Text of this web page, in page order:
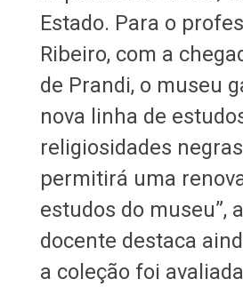
Estado. Para o
Ribeiro, com a
de Prandi, o museu
nova linha de
religiosidades
permitirá uma
estudos do museu”,
docente destaca
a coleção foi